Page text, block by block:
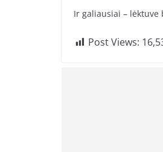
Ir galiausiai – lėktuve
Post Views: